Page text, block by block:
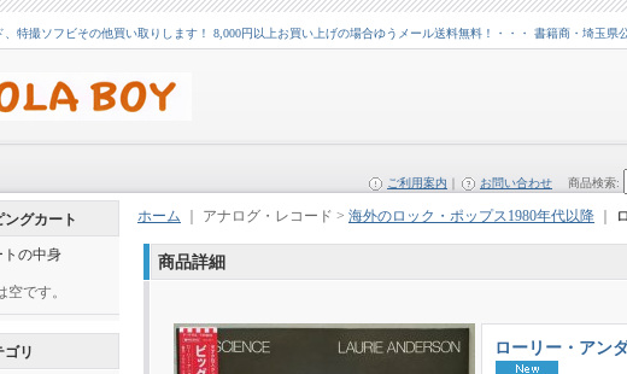
、特撮ソフビその他買い取りします！ 8,000円以上お買い上げの場合ゆうメール送料無料！・・・ 書籍商・埼玉県
ご利用案内 お問い合わせ 商品検索:
ングカート
トの中身
空です。
ゴリ
ホーム ｜ アナログ・レコード > 海外のロック・ポップス1980年代以降
商品詳細
ローリー・アン